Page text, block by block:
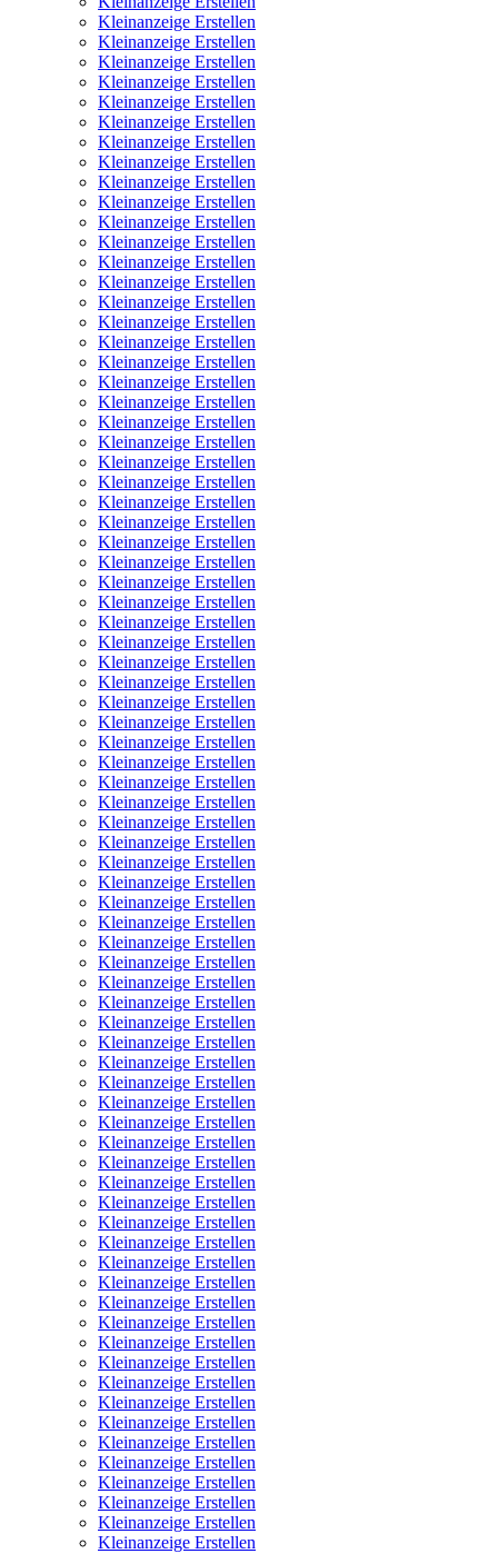
Kleinanzeige Erstellen
Kleinanzeige Erstellen
Kleinanzeige Erstellen
Kleinanzeige Erstellen
Kleinanzeige Erstellen
Kleinanzeige Erstellen
Kleinanzeige Erstellen
Kleinanzeige Erstellen
Kleinanzeige Erstellen
Kleinanzeige Erstellen
Kleinanzeige Erstellen
Kleinanzeige Erstellen
Kleinanzeige Erstellen
Kleinanzeige Erstellen
Kleinanzeige Erstellen
Kleinanzeige Erstellen
Kleinanzeige Erstellen
Kleinanzeige Erstellen
Kleinanzeige Erstellen
Kleinanzeige Erstellen
Kleinanzeige Erstellen
Kleinanzeige Erstellen
Kleinanzeige Erstellen
Kleinanzeige Erstellen
Kleinanzeige Erstellen
Kleinanzeige Erstellen
Kleinanzeige Erstellen
Kleinanzeige Erstellen
Kleinanzeige Erstellen
Kleinanzeige Erstellen
Kleinanzeige Erstellen
Kleinanzeige Erstellen
Kleinanzeige Erstellen
Kleinanzeige Erstellen
Kleinanzeige Erstellen
Kleinanzeige Erstellen
Kleinanzeige Erstellen
Kleinanzeige Erstellen
Kleinanzeige Erstellen
Kleinanzeige Erstellen
Kleinanzeige Erstellen
Kleinanzeige Erstellen
Kleinanzeige Erstellen
Kleinanzeige Erstellen
Kleinanzeige Erstellen
Kleinanzeige Erstellen
Kleinanzeige Erstellen
Kleinanzeige Erstellen
Kleinanzeige Erstellen
Kleinanzeige Erstellen
Kleinanzeige Erstellen
Kleinanzeige Erstellen
Kleinanzeige Erstellen
Kleinanzeige Erstellen
Kleinanzeige Erstellen
Kleinanzeige Erstellen
Kleinanzeige Erstellen
Kleinanzeige Erstellen
Kleinanzeige Erstellen
Kleinanzeige Erstellen
Kleinanzeige Erstellen
Kleinanzeige Erstellen
Kleinanzeige Erstellen
Kleinanzeige Erstellen
Kleinanzeige Erstellen
Kleinanzeige Erstellen
Kleinanzeige Erstellen
Kleinanzeige Erstellen
Kleinanzeige Erstellen
Kleinanzeige Erstellen
Kleinanzeige Erstellen
Kleinanzeige Erstellen
Kleinanzeige Erstellen
Kleinanzeige Erstellen
Kleinanzeige Erstellen
Kleinanzeige Erstellen
Kleinanzeige Erstellen